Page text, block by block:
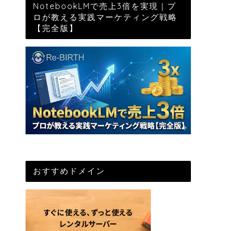
NotebookLMで売上3倍を実現｜プ
ロが教える実践マーケティング戦略
【完全版】
おすすめドメイン